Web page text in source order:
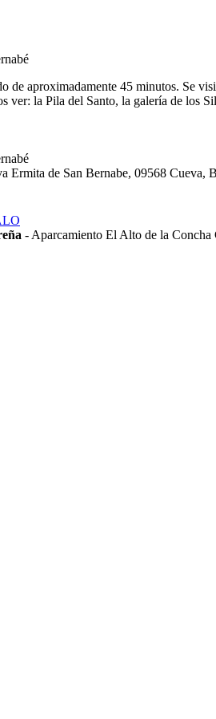
de aproximadamente 45 minutos. Se
ver: la Pila del Santo, la galería de los
Ermita de San Bernabe, 09568 Cueva,
- Aparcamiento El Alto de la Concha